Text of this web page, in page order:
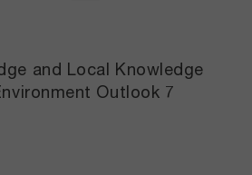
and Local Knowledge
Outlook 7